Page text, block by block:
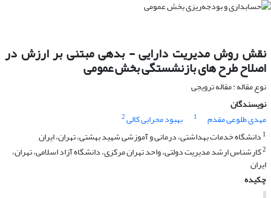
نقش روش مدیریت دارایی - بدهی مبتنی بر ارزش در
اصلاح طرح های بازنشستگی بخش عمومی
نوع مقاله : مقاله ترویجی
نویسندگان
مهدی طلوعی مقدم
1 بهبود محرابی کالی2
1 دانشگاه خدمات بهداشتی، درمانی و آموزشی شهید بهشتی، تهران، ایران
2کارشناس ارشد مدیریت دولتی، واحد تهران مرکزی، دانشگاه آزاد اسلامی، تهران،
ایران
چکیده